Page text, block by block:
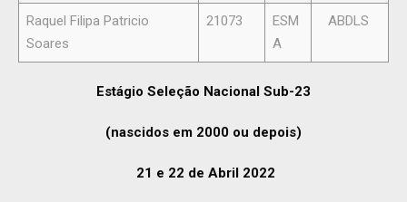
Raquel Filipa Patricio
Soares
21073
ESM
A
ABDLS
Estágio Seleção Nacional Sub-23
(nascidos em 2000 ou depois)
21 e 22 de Abril 2022